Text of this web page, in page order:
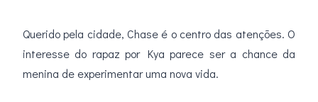
Querido pela cidade, Chase é o centro das atenções. O
interesse do rapaz por Kya parece ser a chance da
menina de experimentar uma nova vida.